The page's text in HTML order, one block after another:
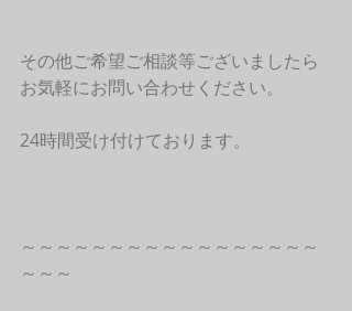
その他ご希望ご相談等ございましたら
お気軽にお問い合わせください。
24時間受け付けております。
～～～～～～～～～～～～～～～～～
～～～